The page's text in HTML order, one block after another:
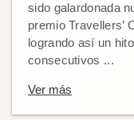
sido galardonada
premio Travellers’
logrando así un
consecutivos ...
Ver más